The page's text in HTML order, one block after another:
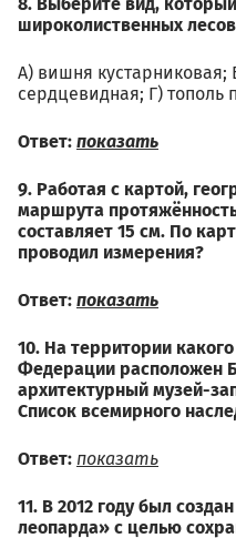
8. Выберите вид,
широколиственных
А) вишня кустарниковая;
сердцевидная; Г) тополь
Ответ: показать
9. Работая с картой,
маршрута
составляет 15 см. По
проводил измерения?
Ответ: показать
10. На территории
Федерации расположен
архитектурный музей-
Список всемирного
Ответ: показать
11. В 2012 году был
леопарда» с целью